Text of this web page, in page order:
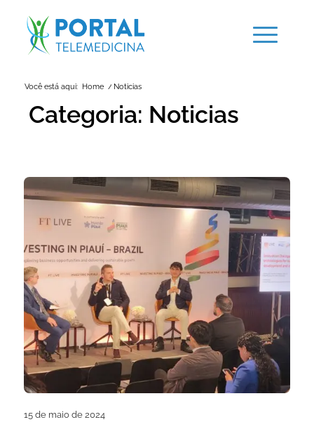
Você está aqui: Home / Noticias
Categoria: Noticias
15 de maio de 2024